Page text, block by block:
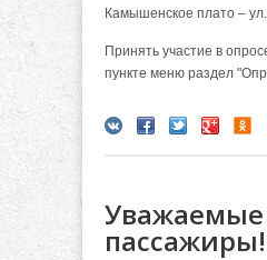
Камышенское плато – ул.
Принять участие в
пункте меню раздел
Уважаемые
пассажиры!